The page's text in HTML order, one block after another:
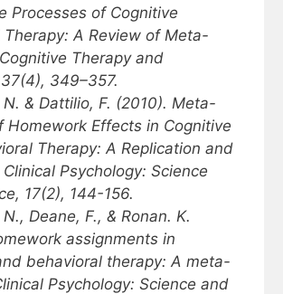
Processes of Cognitive
Therapy: A Review of Meta-
Therapy and
349–357.
& Dattilio, F. (2010). Meta-
Homework Effects in Cognitive
Therapy: A Replication and
Psychology: Science
17(2), 144-156.
Deane, F., & Ronan. K.
assignments in
behavioral therapy: A meta-
Psychology: Science and